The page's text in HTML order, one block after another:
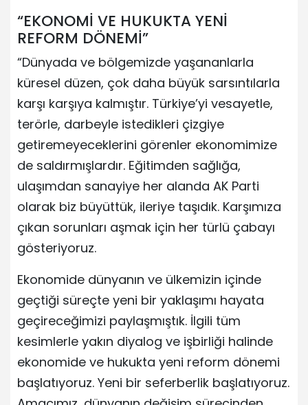
“EKONOMİ VE HUKUKTA YENİ
REFORM DÖNEMİ”
“Dünyada ve bölgemizde yaşananlarla
küresel düzen, çok daha büyük sarsıntılarla
karşı karşıya kalmıştır. Türkiye’yi vesayetle,
terörle, darbeyle istedikleri çizgiye
getiremeyeceklerini görenler ekonomimize
de saldırmışlardır. Eğitimden sağlığa,
ulaşımdan sanayiye her alanda AK Parti
olarak biz büyüttük, ileriye taşıdık. Karşımıza
çıkan sorunları aşmak için her türlü çabayı
gösteriyoruz.
Ekonomide dünyanın ve ülkemizin içinde
geçtiği süreçte yeni bir yaklaşımı hayata
geçireceğimizi paylaşmıştık. İlgili tüm
kesimlerle yakın diyalog ve işbirliği halinde
ekonomide ve hukukta yeni reform dönemi
başlatıyoruz. Yeni bir seferberlik başlatıyoruz.